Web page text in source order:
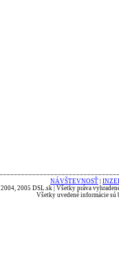
NÁVŠTEVNOSŤ
2004, 2005 DSL.sk | Všetky práva
Všetky uvedené informácie sú